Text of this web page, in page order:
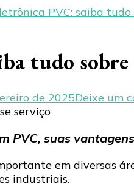
PVC: saiba tudo
tudo sobre
de 2025Deixe um
PVC, suas
em diversas
industriais.